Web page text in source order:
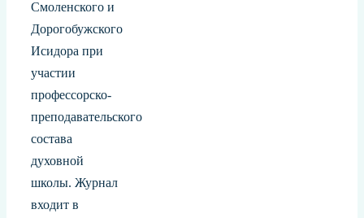
Смоленского и
Дорогобужского
Исидора при
участии
профессорско-
преподавательского
состава
духовной
школы. Журнал
входит в